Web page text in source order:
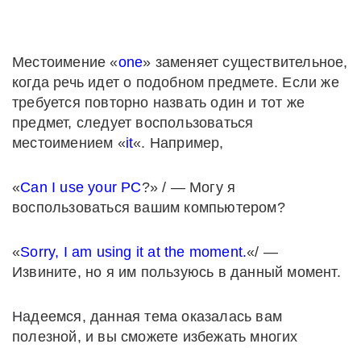
Местоимение «one» заменяет существительное,
когда речь идет о подобном предмете. Если же
требуется повторно назвать один и тот же
предмет, следует воспользоваться
местоимением «it«. Например,
«Can I use your PC?» / — Могу я
воспользоваться вашим компьютером?
«Sorry, I am using it at the moment.«/ —
Извините, но я им пользуюсь в данный момент.
Надеемся, данная тема оказалась вам
полезной, и вы сможете избежать многих